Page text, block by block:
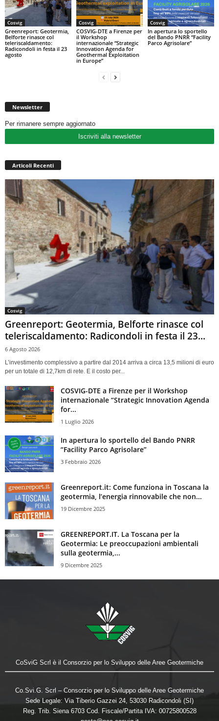
Cosvig
Greenreport: Geotermia,
Belforte rinasce col
teleriscaldamento:
Radicondoli in festa il 23
agosto
Cosvig
COSVIG-DTE a Firenze per
il Workshop
internazionale “Strategic
Innovation Agenda for
Geothermal Exploitation
in Europe”
Cosvig
In apertura lo sportello
del Bando PNRR “Facility
Parco Agrisolare”
Newsletter
Per rimanere sempre aggiornato
Iscriviti alla newsletter
Articoli Recenti
Cosvig
Greenreport: Geotermia, Belforte rinasce col
teleriscaldamento: Radicondoli in festa il 23...
6 Agosto 2026
L’investimento complessivo a partire dal 2014 arriva a circa 13,5 milioni di euro
per un totale di 12,7km di rete. E il costo per...
COSVIG-DTE a Firenze per il Workshop
internazionale “Strategic Innovation Agenda
for...
1 Luglio 2026
In apertura lo sportello del Bando PNRR
“Facility Parco Agrisolare”
3 Febbraio 2026
Greenreport.it: Come funziona in Toscana la
geotermia, l’energia rinnovabile che non...
19 Dicembre 2025
GREENREPORT.IT. La Toscana per la
Geotermia: Le preoccupazioni ambientali
sulla geotermia,...
9 Dicembre 2025
CoSviG Scrl è il Consorzio per lo Sviluppo delle Aree Geotermiche
Co.Svi.G. Scrl – Consorzio per lo Sviluppo delle Aree Geotermiche
Sede Legale: Via Tiberio Gazzei 24, 53030 Radicondoli (SI)
Reg. Trib. Siena 6703 Cod. Fiscale/Partita IVA: 00725800528